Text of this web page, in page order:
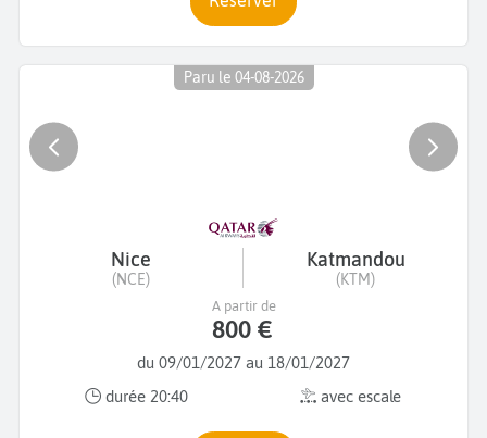
Paru le 04-08-2026
Nice
(NCE)
Katmandou
(KTM)
du 09/01/2027 au 18/01/2027
durée 20:40
avec escale
A partir de
800 €